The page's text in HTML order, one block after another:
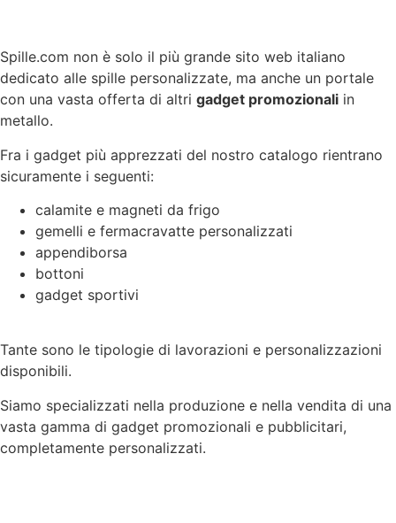
Spille.com non è solo il più grande sito web italiano
dedicato alle spille personalizzate, ma anche un portale
con una vasta offerta di altri gadget promozionali in
metallo.
Fra i gadget più apprezzati del nostro catalogo rientrano
sicuramente i seguenti:
calamite e magneti da frigo
gemelli e fermacravatte personalizzati
appendiborsa
bottoni
gadget sportivi
Tante sono le tipologie di lavorazioni e personalizzazioni
disponibili.
Siamo specializzati nella produzione e nella vendita di una
vasta gamma di gadget promozionali e pubblicitari,
completamente personalizzati.